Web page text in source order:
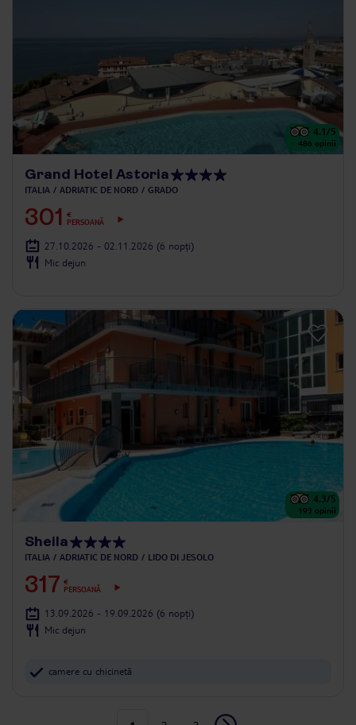
4.1/5
486 opinii
Grand Hotel Astoria
ITALIA ADRIATIC DE NORD GRADO
301
€
PERSOANĂ
27.10.2026 - 02.11.2026 (6 nopți)
Mic dejun
4.3/5
193 opinii
Sheila
ITALIA ADRIATIC DE NORD LIDO DI JESOLO
317 €
PERSOANĂ
13.09.2026 - 19.09.2026 (6 nopți)
Mic dejun
camere cu chicinetă